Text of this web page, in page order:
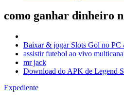
como ganhar dinheiro
Baixar & jogar Slots Gol no
assistir futebol ao vivo
mr jack
Download do APK de Legend
Expediente